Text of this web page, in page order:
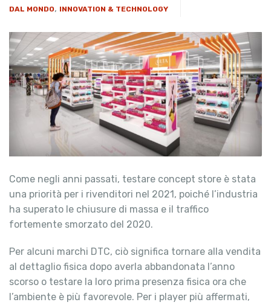
DAL MONDO, INNOVATION & TECHNOLOGY
Come negli anni passati, testare concept store è stata
una priorità per i rivenditori nel 2021, poiché l’industria
ha superato le chiusure di massa e il traffico
fortemente smorzato del 2020.
Per alcuni marchi DTC, ciò significa tornare alla vendita
al dettaglio fisica dopo averla abbandonata l’anno
scorso o testare la loro prima presenza fisica ora che
l’ambiente è più favorevole. Per i player più affermati,